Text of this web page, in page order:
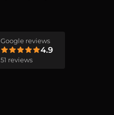
Google reviews
4.9
51 reviews